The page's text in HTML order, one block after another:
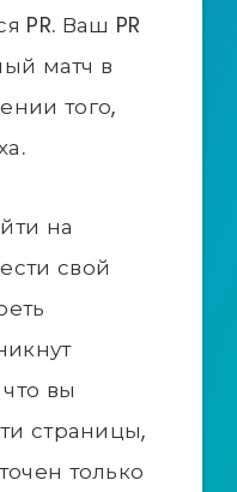
PR. Ваш PR
матч в
того,
на
свой
вы
страницы,
только